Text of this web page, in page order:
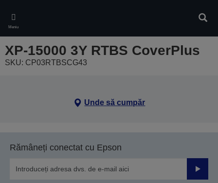
main
content
Meniu
XP-15000 3Y RTBS CoverPlus
SKU: CP03RTBSCG43
Unde să cumpăr
Rămâneți conectat cu Epson